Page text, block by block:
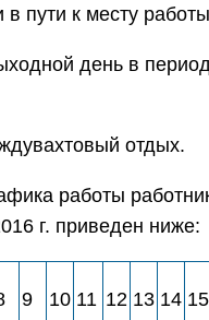
пути к месту
день в
отдых.
работы
г. приведен ниже:
9 10 11 12 13 14 15